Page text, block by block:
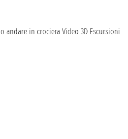
andare in crociera Video 3D Escursioni